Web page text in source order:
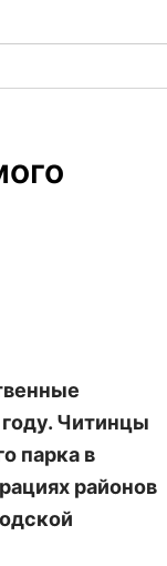
Читинцы
парка в
районов